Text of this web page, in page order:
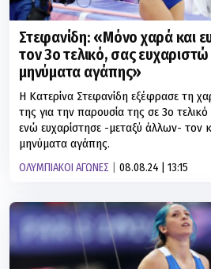
Στεφανίδη: «Μόνο χαρά και
τον 3ο τελικό, σας
μηνύματα αγάπης»
Η Κατερίνα Στεφανίδη εξέφρασε τη
της για την παρουσία της σε 3ο
ενώ ευχαρίστησε -μεταξύ άλλων- τον
μηνύματα αγάπης.
ΟΛΥΜΠΙΑΚΟΙ ΑΓΩΝΕΣ 08.08.24 | 13:15